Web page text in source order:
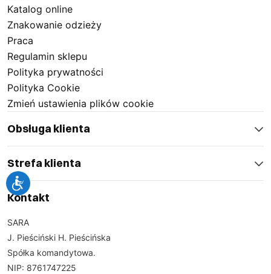
Katalog online
Znakowanie odzieży
Praca
Regulamin sklepu
Polityka prywatności
Polityka Cookie
Zmień ustawienia plików cookie
Obsługa klienta
Strefa klienta
Kontakt
SARA
J. Pieściński H. Pieścińska
Spółka komandytowa.
NIP: 8761747225